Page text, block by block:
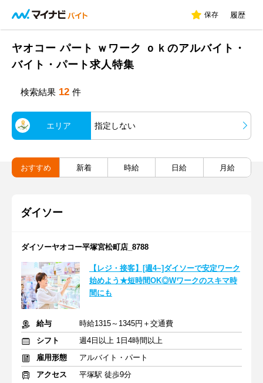
保存 履歴
ヤオコー パート ｗワーク ｏｋのアルバイト・
バイト・パート求人特集
検索結果 12 件
エリア 指定しない
おすすめ 新着 時給 日給 月給
ダイソー
ダイソーヤオコー平塚宮松町店_8788
【レジ・接客】[週4~]ダイソーで安定ワーク
始めよう★短時間OK◎Wワークのスキマ時
間にも
給与
時給1315～1345円＋交通費
シフト
週4日以上 1日4時間以上
雇用形態
アルバイト・パート
アクセス
平塚駅 徒歩9分